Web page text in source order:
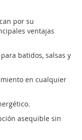
por su
ventajas
batidos, salsas y
en cualquier
asequible sin